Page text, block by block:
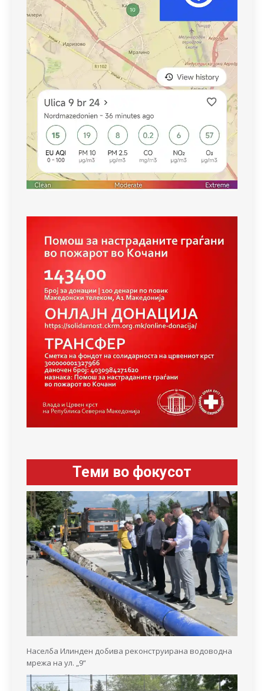
Теми во фокусот
Населба Илинден добива реконструирана водоводна
мрежа на ул. „9“